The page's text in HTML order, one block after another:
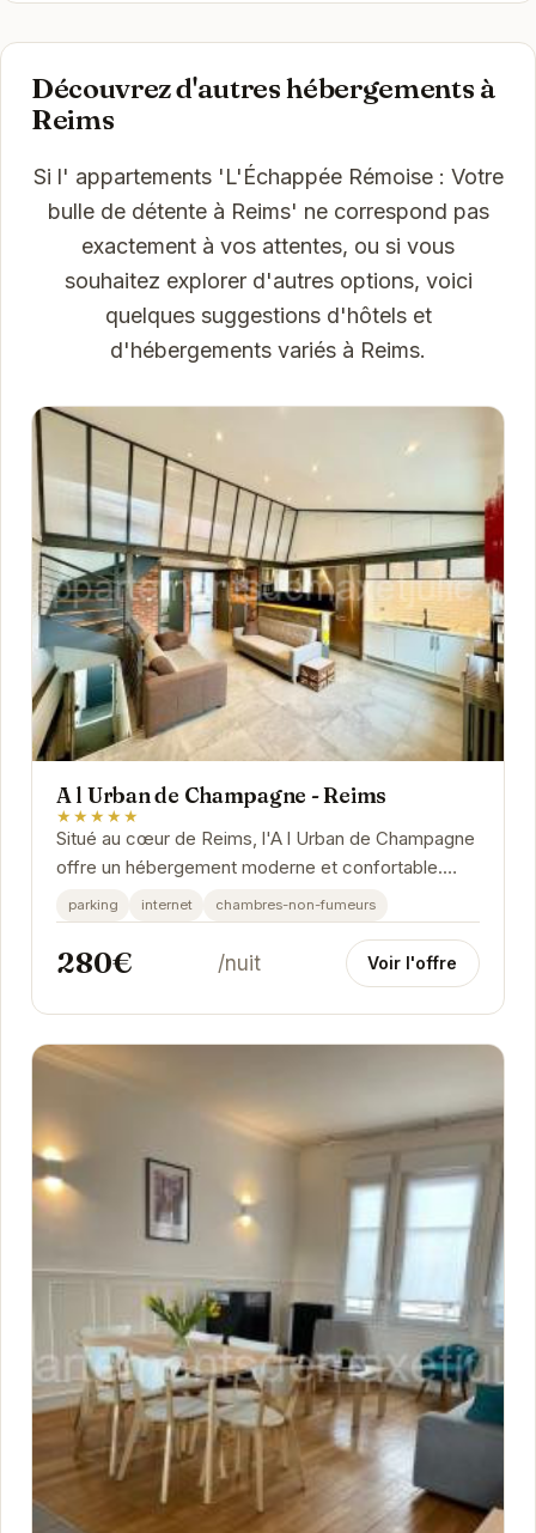
Découvrez d'autres hébergements à
Reims
Si l' appartements 'L'Échappée Rémoise : Votre
bulle de détente à Reims' ne correspond pas
exactement à vos attentes, ou si vous
souhaitez explorer d'autres options, voici
quelques suggestions d'hôtels et
d'hébergements variés à Reims.
A l Urban de Champagne - Reims
★★★★★
Situé au cœur de Reims, l'A l Urban de Champagne
offre un hébergement moderne et confortable.
Idéal pour les couples et les voyageurs
d'affaires,...
parking internet chambres-non-fumeurs
280€ /nuit Voir l'offre